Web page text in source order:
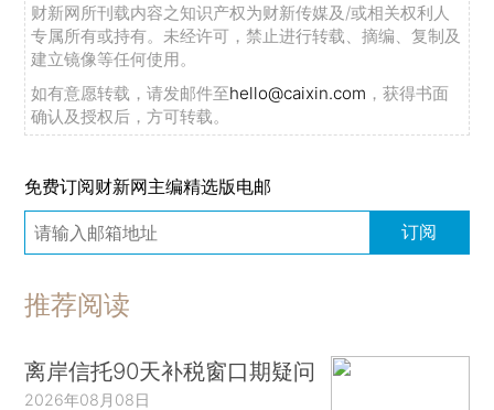
财新网所刊载内容之知识产权为财新传媒及/或相关权利人
专属所有或持有。未经许可，禁止进行转载、摘编、复制及
建立镜像等任何使用。
如有意愿转载，请发邮件至hello@caixin.com ，获得书面
确认及授权后，方可转载。
免费订阅财新网主编精选版电邮
订阅
推荐阅读
离岸信托90天补税窗口期疑问
2026年08月08日